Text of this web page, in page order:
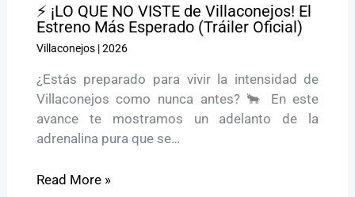
⚡ ¡LO QUE NO VISTE de Villaconejos! El
Estreno Más Esperado (Tráiler Oficial)
Villaconejos|2026
¿Estás preparado para vivir la intensidad de
Villaconejos como nunca antes? 🐂 En este
avance te mostramos un adelanto de la
adrenalina pura que se…
Read More »